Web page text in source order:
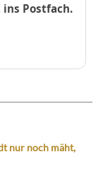
Postfach.
nur noch mäht,